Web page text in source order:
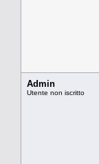
Admin
Utente non iscritto